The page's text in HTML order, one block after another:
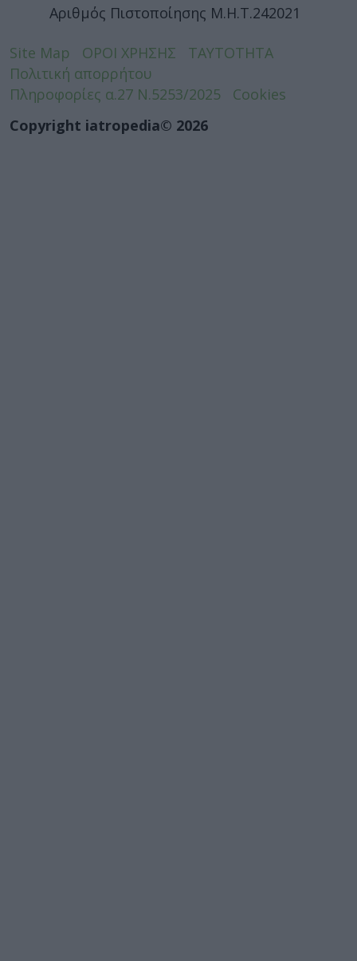
Αριθμός Πιστοποίησης Μ.Η.Τ.242021
Site Map ΟΡΟΙ ΧΡΗΣΗΣ
ΤΑΥΤΟΤΗΤΑ
Πολιτική απορρήτου
Πληροφορίες α.27 Ν.5253/2025
Cookies
Copyright iatropedia© 2026